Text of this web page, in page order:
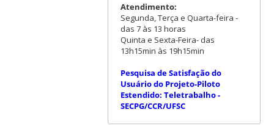
Atendimento:
Segunda, Terça e Quarta-feira -
das 7 às 13 horas
Quinta e Sexta-Feira- das
13h15min às 19h15min
Pesquisa de Satisfação do
Usuário do Projeto-Piloto
Estendido: Teletrabalho -
SECPG/CCR/UFSC